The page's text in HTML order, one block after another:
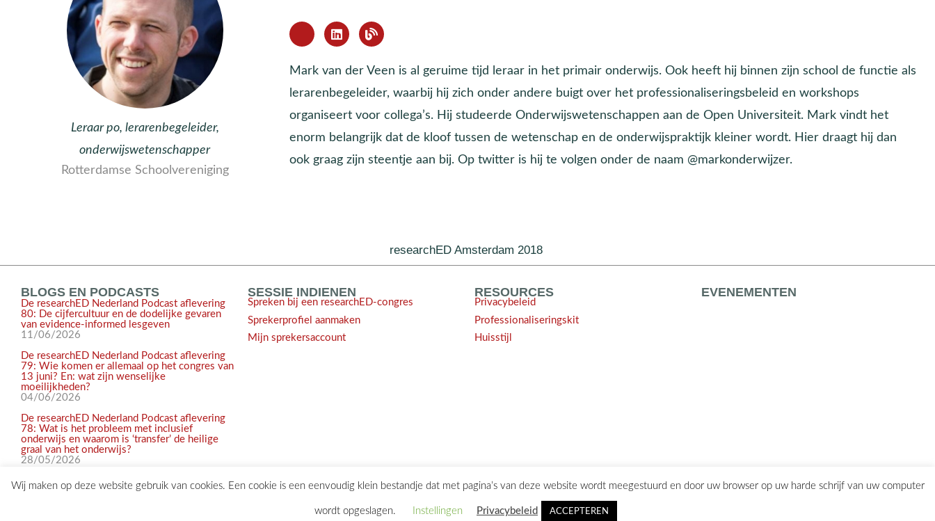
Leraar po, lerarenbegeleider,
onderwijswetenschapper
Rotterdamse Schoolvereniging
Mark van der Veen is al geruime tijd leraar in het primair onderwijs. Ook heeft hij binnen zijn school de functie als
lerarenbegeleider, waarbij hij zich onder andere buigt over het professionaliseringsbeleid en workshops
organiseert voor collega’s. Hij studeerde Onderwijswetenschappen aan de Open Universiteit. Mark vindt het
enorm belangrijk dat de kloof tussen de wetenschap en de onderwijspraktijk kleiner wordt. Hier draagt hij dan
ook graag zijn steentje aan bij. Op twitter is hij te volgen onder de naam @markonderwijzer.
researchED Amsterdam 2018
BLOGS EN PODCASTS
De researchED Nederland Podcast aflevering
80: De cijfercultuur en de dodelijke gevaren
van evidence-informed lesgeven
11/06/2026
De researchED Nederland Podcast aflevering
79: Wie komen er allemaal op het congres van
13 juni? En: wat zijn wenselijke
moeilijkheden?
04/06/2026
De researchED Nederland Podcast aflevering
78: Wat is het probleem met inclusief
onderwijs en waarom is ‘transfer’ de heilige
graal van het onderwijs?
28/05/2026
SESSIE INDIENEN
Spreken bij een researchED-congres
Sprekerprofiel aanmaken
Mijn sprekersaccount
RESOURCES
Privacybeleid
Professionaliseringskit
Huisstijl
EVENEMENTEN
contact@researchED.eu
Wij maken op deze website gebruik van cookies. Een cookie is een eenvoudig klein bestandje dat met pagina’s van deze website wordt meegestuurd en door uw browser op uw harde schrijf van uw computer
wordt opgeslagen. Instellingen Privacybeleid ACCEPTEREN